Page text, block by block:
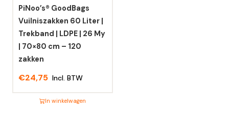
worden
op
de
productpagina
PiNoo’s® GoodBags
Vuilniszakken 60 Liter |
Trekband | LDPE | 26 My
| 70×80 cm – 120
zakken
€24,75 Incl. BTW
In winkelwagen